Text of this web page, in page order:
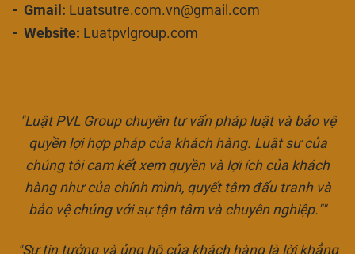
- Gmail: Luatsutre.com.vn@gmail.com
- Website: Luatpvlgroup.com
"Luật PVL Group chuyên tư vấn pháp luật và bảo vệ
quyền lợi hợp pháp của khách hàng. Luật sư của
chúng tôi cam kết xem quyền và lợi ích của khách
hàng như của chính mình, quyết tâm đấu tranh và
bảo vệ chúng với sự tận tâm và chuyên nghiệp.""
"Sự tin tưởng và ủng hộ của khách hàng là lời khẳng